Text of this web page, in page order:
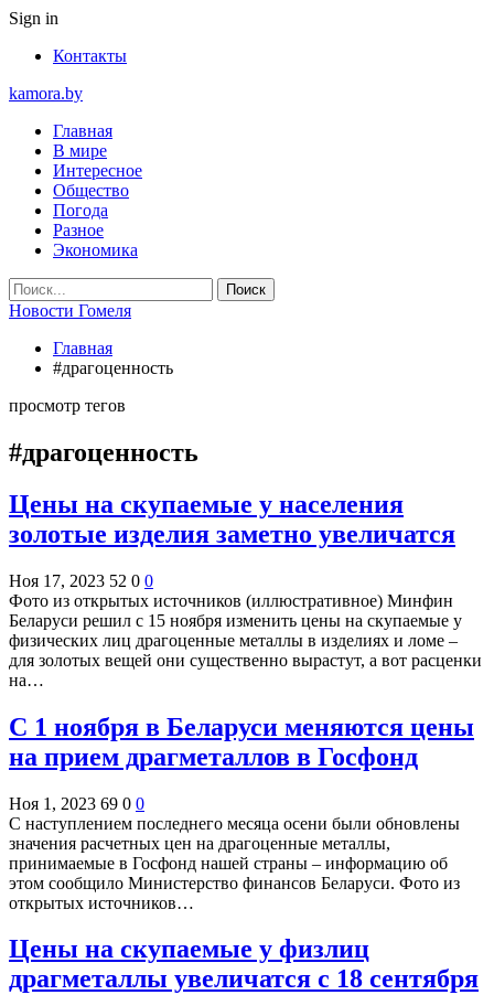
Sign in
Контакты
kamora.by
Главная
В мире
Интересное
Общество
Погода
Разное
Экономика
Новости Гомеля
Главная
#драгоценность
просмотр тегов
#драгоценность
Цены на скупаемые у населения
золотые изделия заметно увеличатся
Ноя 17, 2023 52 0 0
Фото из открытых источников (иллюстративное) Минфин
Беларуси решил с 15 ноября изменить цены на скупаемые у
физических лиц драгоценные металлы в изделиях и ломе –
для золотых вещей они существенно вырастут, а вот расценки
на…
С 1 ноября в Беларуси меняются цены
на прием драгметаллов в Госфонд
Ноя 1, 2023 69 0 0
С наступлением последнего месяца осени были обновлены
значения расчетных цен на драгоценные металлы,
принимаемые в Госфонд нашей страны – информацию об
этом сообщило Министерство финансов Беларуси. Фото из
открытых источников…
Цены на скупаемые у физлиц
драгметаллы увеличатся с 18 сентября